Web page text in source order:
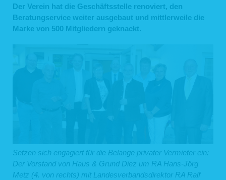
Der Verein hat die Geschäftsstelle renoviert, den
Beratungservice weiter ausgebaut und mittlerweile die
Marke von 500 Mitgliedern geknackt.
Setzen sich engagiert für die Belange privater Vermieter ein:
Der Vorstand von Haus & Grund Diez um RA Hans-Jörg
Metz (4. von rechts) mit Landesverbandsdirektor RA Ralf